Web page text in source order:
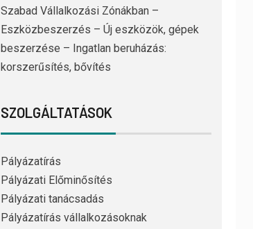
Szabad Vállalkozási Zónákban –
Eszközbeszerzés – Új eszközök, gépek
beszerzése – Ingatlan beruházás:
korszerűsítés, bővítés
SZOLGÁLTATÁSOK
Pályázatírás
Pályázati Előminősítés
Pályázati tanácsadás
Pályázatírás vállalkozásoknak